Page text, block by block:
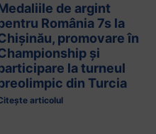
de argint
România 7s la
promovare în
și
la turneul
din Turcia
articolul